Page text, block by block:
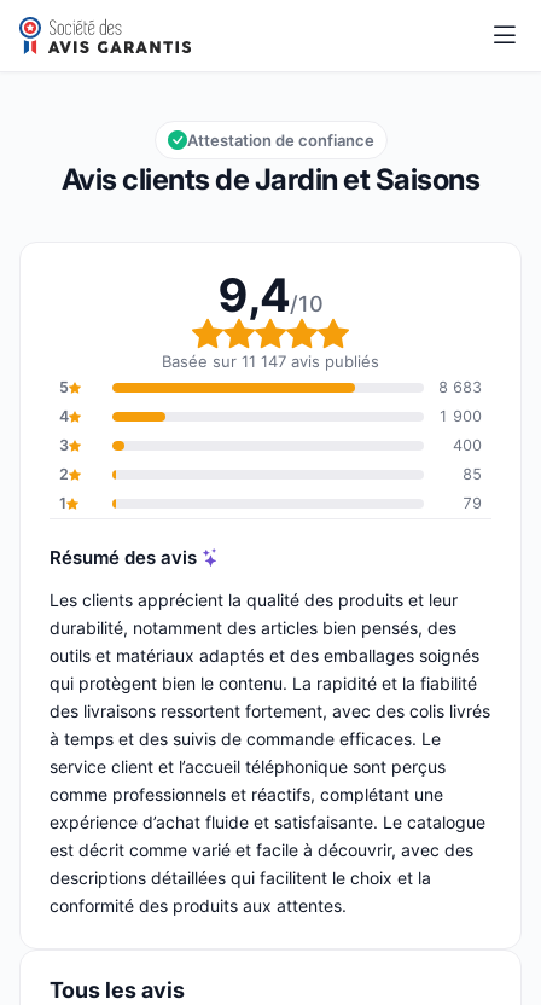
Jardin et Saisons
Note globale : 9,4 sur 10
9,4/10
Avis clients de Jardin et Saisons
Attestation de confiance
9,4/10
Note globale : 9,4 sur
Basée sur 11 147 avis publiés
5
8 683
4
1 900
3
400
2
85
1
79
Résumé des avis
Les clients apprécient la qualité des produits et leur
durabilité, notamment des articles bien pensés, des
outils et matériaux adaptés et des emballages soignés
qui protègent bien le contenu. La rapidité et la fiabilité
des livraisons ressortent fortement, avec des colis livrés
à temps et des suivis de commande efficaces. Le
service client et l’accueil téléphonique sont perçus
comme professionnels et réactifs, complétant une
expérience d’achat fluide et satisfaisante. Le catalogue
est décrit comme varié et facile à découvrir, avec des
descriptions détaillées qui facilitent le choix et la
conformité des produits aux attentes.
Tous les avis